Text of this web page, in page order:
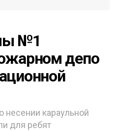
№1
депо
несении караульной
для ребят